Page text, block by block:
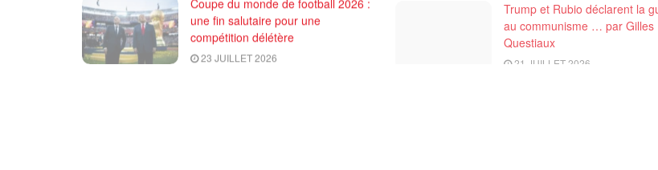
une fin salutaire pour une
compétition délétère
23 JUILLET 2026
au communisme … par Gilles
Questiaux